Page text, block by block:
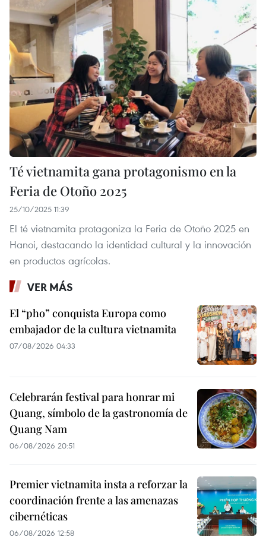
Té vietnamita gana protagonismo en la
Feria de Otoño 2025
25/10/2025 11:39
El té vietnamita protagoniza la Feria de Otoño 2025 en
Hanoi, destacando la identidad cultural y la innovación
en productos agrícolas.
VER MÁS
El “pho” conquista Europa como
embajador de la cultura vietnamita
07/08/2026 04:33
Celebrarán festival para honrar mi
Quang, símbolo de la gastronomía de
Quang Nam
06/08/2026 20:51
Premier vietnamita insta a reforzar la
coordinación frente a las amenazas
cibernéticas
06/08/2026 12:58